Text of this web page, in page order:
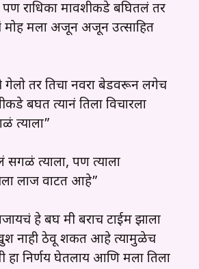
राधिका मावशीकडे बघितलं तर
मोह मला अजून अजून उत्साहित
तर तिचा नवरा बेडवरून लगेच
बघत त्यानं तिला विचारला
त्याला”
सगळं त्याला, पण त्याला
लाज वाटत आहे”
हे बघ मी बराच टाईम झाला
नाही ठेवू शकत आहे त्यामुळेच
हा निर्णय घेतलाय आणि मला तिला